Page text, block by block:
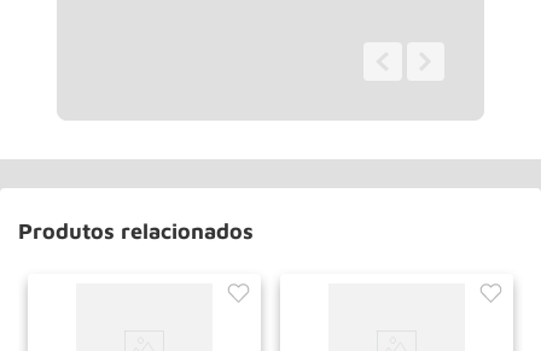
Produtos relacionados